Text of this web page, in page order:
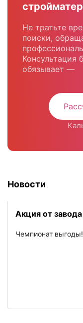
Не тратьте
поиски,
Консультация
обязывает —
Новости
Акция от
Чемпионат выгоды!